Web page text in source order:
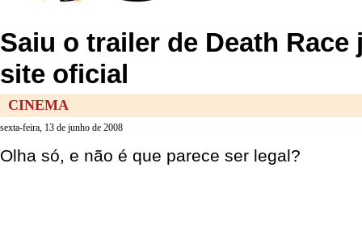
Saiu o trailer de Death
site oficial
CINEMA
sexta-feira, 13 de junho de 2008
Olha só, e não é que parece ser legal?